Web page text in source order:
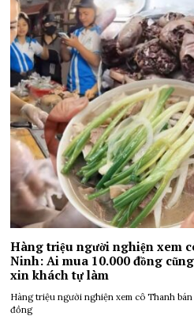
Hàng triệu người nghiện xem
Ninh: Ai mua 10.000 đồng
xin khách tự làm
Hàng triệu người nghiện xem cô Thanh
đồng